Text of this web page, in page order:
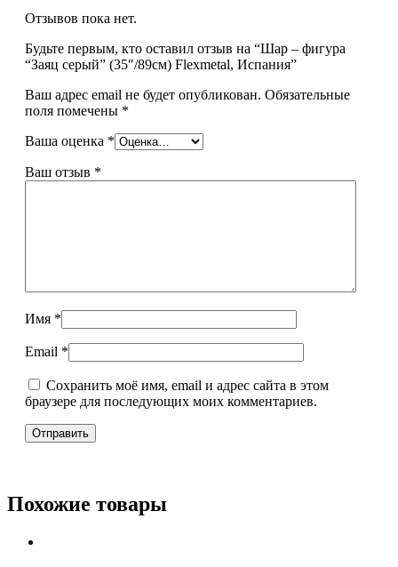
Отзывов пока нет.
Будьте первым, кто оставил отзыв на “Шар – фигура
“Заяц серый” (35″/89см) Flexmetal, Испания”
Ваш адрес email не будет опубликован. Обязательные
поля помечены *
Ваша оценка *
Ваш отзыв *
Имя *
Email *
Сохранить моё имя, email и адрес сайта в этом
браузере для последующих моих комментариев.
Похожие товары